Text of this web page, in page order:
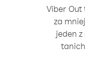
Viber Out
za
jeden